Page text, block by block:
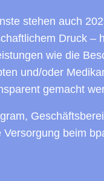
stehen auch
Druck –
wie die
und/oder
gemacht
Versorgung beim